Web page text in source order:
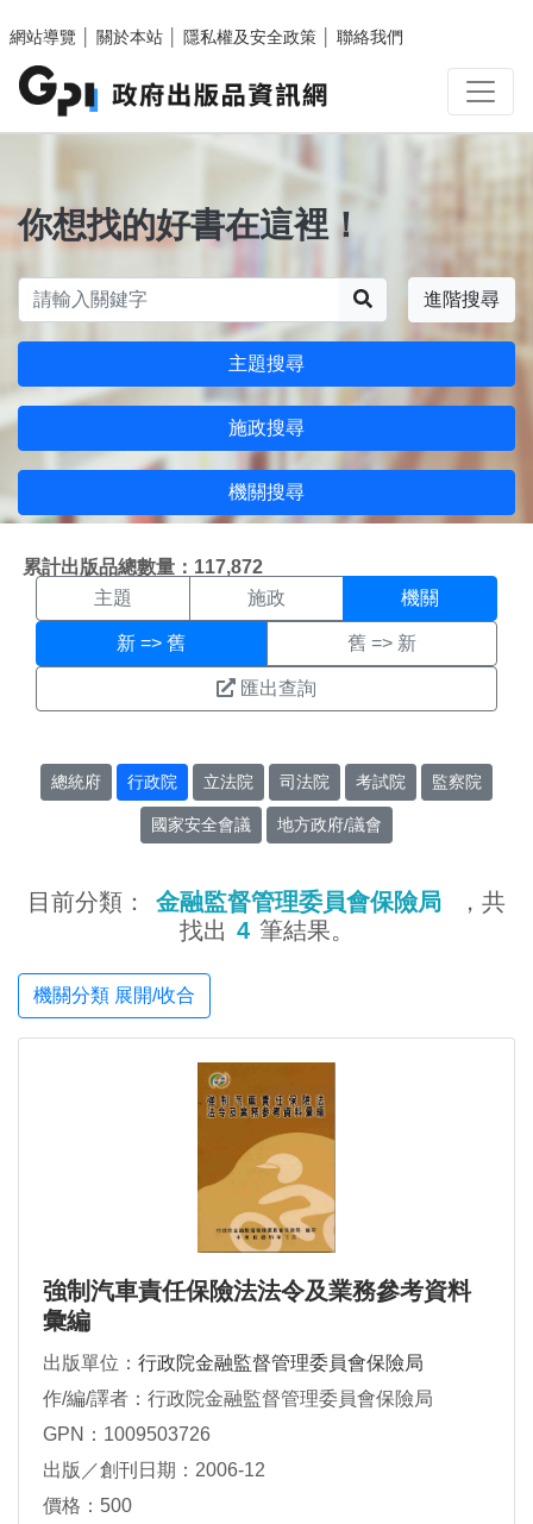
網站導覽
關於本站 隱私權及安全政策 聯絡我們
你想找的好書在這裡！
進階搜尋
主題搜尋
施政搜尋
機關搜尋
累計出版品總數量：117,872
機關搜尋結果頁面
主題 施政 機關
新 => 舊 舊 => 新
匯出查詢
總統府 行政院 立法院 司法院 考試院 監察院
國家安全會議 地方政府/議會
目前分類： 金融監督管理委員會保險局
，共
找出 4 筆結果。
機關分類 展開/收合
強制汽車責任保險法法令及業務參考資料
彙編
出版單位： 行政院金融監督管理委員會保險局
作/編/譯者：行政院金融監督管理委員會保險局
GPN：1009503726
出版／創刊日期：2006-12
價格：500